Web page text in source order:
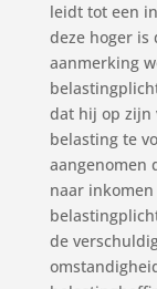
leidt tot een
deze hoger
aanmerking
dat hij op zijn
belasting te
aangenomen
naar
de